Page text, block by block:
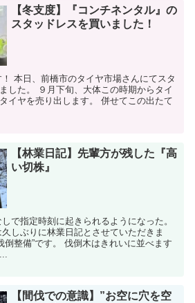
【冬支度】『コンチネンタル』の
スタッドレスを買いました！
本日、前橋市のタイヤ市場さんにてスタ
した。 ９月下旬、大体この時期からタイ
イヤを売り出します。 併せてこの出たて
【林業日記】先輩方が残した『高
い切株』
で指定時刻に起きられるようになった。
しぶりに林業日記とさせていただきま
倒整備”です。 伐倒木はきれいに並べます
【間伐での意識】”お空に穴を空